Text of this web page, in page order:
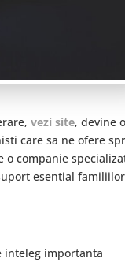
vezi site, devine o
care sa ne ofere
companie
esential familiilor
inteleg importanta